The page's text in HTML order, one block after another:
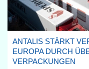
ANTALIS STÄRKT
EUROPA DURCH
VERPACKUNGEN